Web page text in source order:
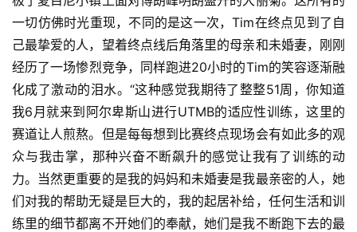
一切仿佛时光重现，不同的是这一次，Tim在终点见到了自
己最挚爱的人，望着终点线后角落里的母亲和未婚妻，刚刚
经历了一场惨烈竞争，同样跑进20小时的Tim的笑容逐渐融
化成了激动的泪水。“这种感觉我期待了整整51周，你知道
我6月就来到阿尔卑斯山进行UTMB的适应性训练，这里的
赛道让人煎熬。但是每每想到比赛终点现场会有如此多的观
众与我击掌，那种兴奋不断飙升的感觉让我有了训练的动
力。当然更重要的是我的妈妈和未婚妻是我最亲密的人，她
们对我的帮助无疑是巨大的，我的起居补给，任何生活和训
练里的细节都离不开她们的奉献，她们是我不断跑下去的最